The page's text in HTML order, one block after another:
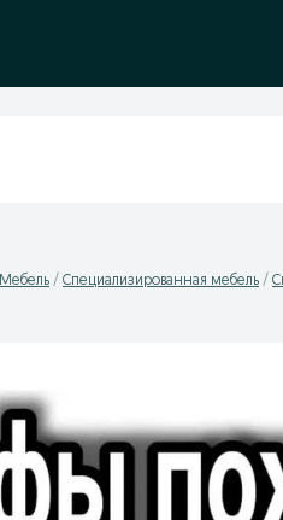
Мебель Специализированная мебель